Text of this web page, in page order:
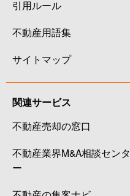
引用ルール
不動産用語集
サイトマップ
関連サービス
不動産売却の窓口
不動産業界M&A相談センタ
ー